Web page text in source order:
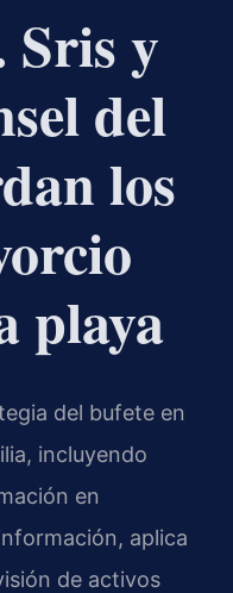
Sris y
del
los
playa
del bufete en
incluyendo
en
aplica
de activos